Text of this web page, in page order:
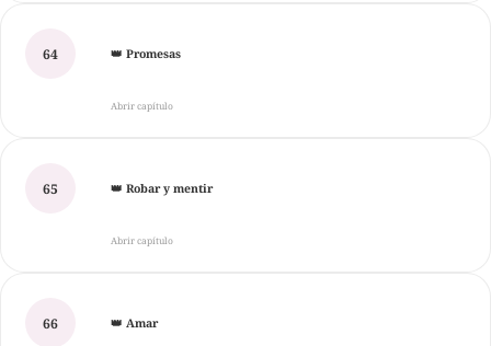
64 👑 Promesas
Abrir capítulo
65 👑 Robar y mentir
Abrir capítulo
66 👑 Amar